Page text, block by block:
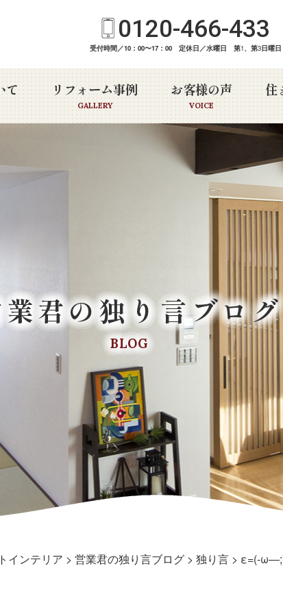
0120-466-433
受付時間／10：00〜17：00 定休日／水曜日 第1 、第3日曜日
て リフォーム事例
GALLERY
お客様の声
VOICE
住
君の独り言ブログ
BLOG
インテリア > 営業君の独り言ブログ > 独り言 > ε=(-